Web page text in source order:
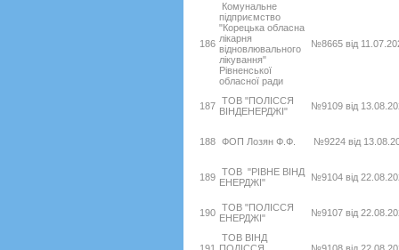
186
Комунальне
підприємство
"Корецька обласна
лікарня
відновлювального
лікування"
Рівненської
обласної ради
№8665 від
187 ТОВ "ПОЛІССЯ
ВІНДЕНЕРДЖІ"
№9109 від
188 ФОП Лозян Ф.Ф. №9224 від
189 ТОВ "РІВНЕ ВІНД
ЕНЕРДЖІ"
№9104 від
190 ТОВ "ПОЛІССЯ
ЕНЕРДЖІ"
№9107 від
ТОВ ВІНД